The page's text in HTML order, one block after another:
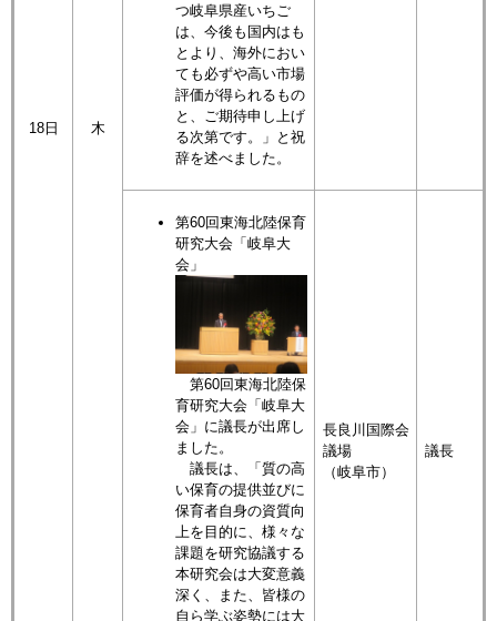
18日 木
つ岐阜県産いちご
は、今後も国内はも
とより、海外におい
ても必ずや高い市場
評価が得られるもの
と、ご期待申し上げ
る次第です。」と祝
辞を述べました。
第60回東海北陸保育
研究大会「岐阜大
会」
第60回東海北陸保
育研究大会「岐阜大
会」に議長が出席し
ました。
議長は、「質の高
い保育の提供並びに
保育者自身の資質向
上を目的に、様々な
課題を研究協議する
本研究会は大変意義
深く、また、皆様の
自ら学ぶ姿勢には大
長良川国際会
議場
（岐阜市）
議長